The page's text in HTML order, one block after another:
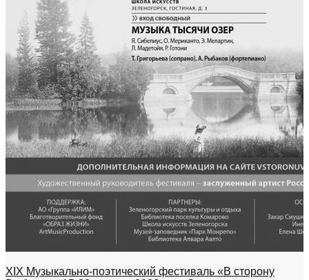
XIX Музыкально-поэтический фестиваль «В сторону